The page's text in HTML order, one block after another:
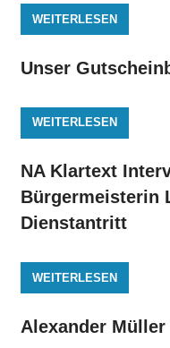
WEITERLESEN
Unser
WEITERLESEN
NA Klartext
Bürgermeisterin
Dienstantritt
WEITERLESEN
Alexander Müller